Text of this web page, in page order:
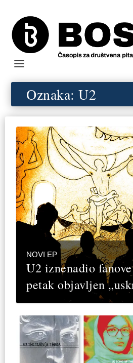
Oznaka:U2
NOVI EP
U2 iznenadio
petak objavljen